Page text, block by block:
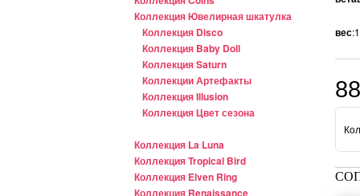
Коллекция Ювелирная шкатулка
Коллекция Disco
Коллекция Baby Doll
Коллекция Saturn
Коллекции Артефакты
Коллекция Illusion
Коллекция Цвет сезона
Коллекция La Luna
Коллекция Tropical Bird
Коллекция Elven Ring
Коллекция Renaissance
вес